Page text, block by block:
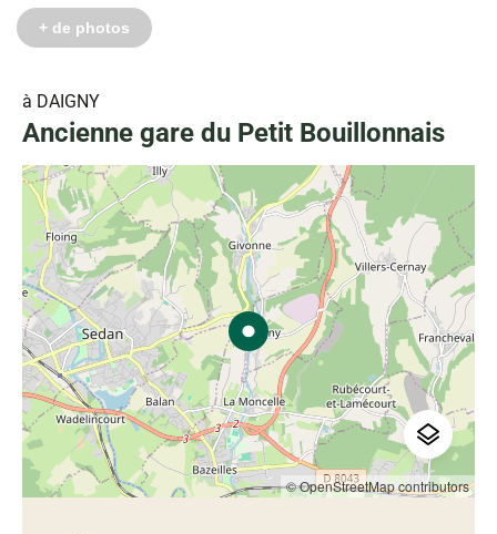
à DAIGNY
Ancienne gare du Petit Bouillonnais
+ de photos
© OpenStreetMap contributors